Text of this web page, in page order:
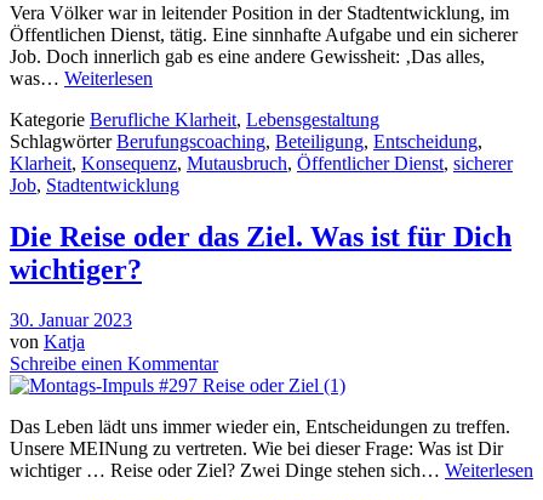
Vera Völker war in leitender Position in der Stadtentwicklung, im
Öffentlichen Dienst, tätig. Eine sinnhafte Aufgabe und ein sicherer
Job. Doch innerlich gab es eine andere Gewissheit: ‚Das alles,
was… Weiterlesen
Kategorie Berufliche Klarheit, Lebensgestaltung
SchlagwörterBerufungscoaching, Beteiligung, Entscheidung,
Klarheit, Konsequenz, Mutausbruch, Öffentlicher Dienst, sicherer
Job, Stadtentwicklung
Die Reise oder das Ziel. Was ist für Dich
wichtiger?
30. Januar 2023
von Katja
Schreibe einen Kommentar
Das Leben lädt uns immer wieder ein, Entscheidungen zu treffen.
Unsere MEINung zu vertreten. Wie bei dieser Frage: Was ist Dir
wichtiger … Reise oder Ziel? Zwei Dinge stehen sich… Weiterlesen